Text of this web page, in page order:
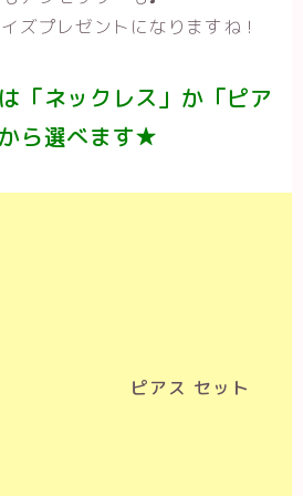
ズプレゼントになりますね！
「ネックレス」か「ピア
ら選べます★
ピアス セット